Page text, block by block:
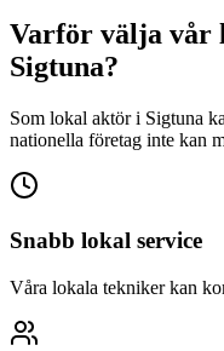
Varför välja vår
Sigtuna?
Som lokal aktör i Sigtuna
nationella företag inte kan
Snabb lokal service
Våra lokala tekniker kan